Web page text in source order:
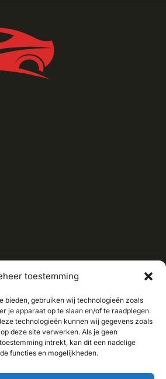
toestemming
bieden, gebruiken wij technologieën zoals
je apparaat op te slaan en/of te raadplegen.
technologieën kunnen wij gegevens zoals
deze site verwerken. Als je geen
intrekt, kan dit een nadelige
functies en mogelijkheden.